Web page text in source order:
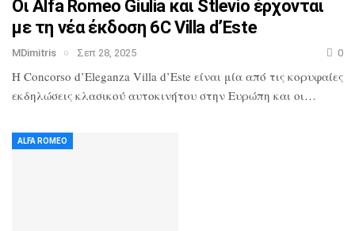
Οι Alfa Romeo Giulia και Stlevio έρχονται
με τη νέα έκδοση 6C Villa d’Este
MDimitris Σεπ 28, 2025 0
Η Concorso d’Eleganza Villa d’Este είναι μία από τις κορυφαίες
εκδηλώσεις κλασικού αυτοκινήτου στην Ευρώπη και οι…
ALFA ROMEO